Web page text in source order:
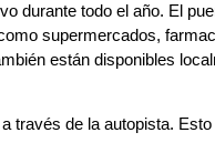
durante todo el año. El
supermercados,
están disponibles
través de la autopista.